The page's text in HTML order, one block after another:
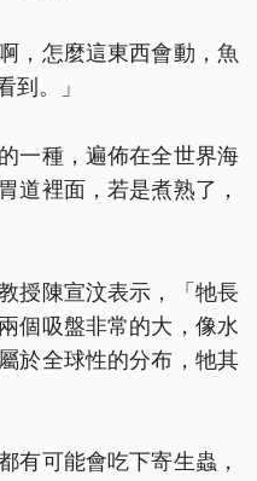
，怎麼這東西會動，魚
到。」
一種，遍佈在全世界海
道裡面，若是煮熟了，
授陳宣汶表示，「牠長
個吸盤非常的大，像水
於全球性的分布，牠其
有可能會吃下寄生蟲，